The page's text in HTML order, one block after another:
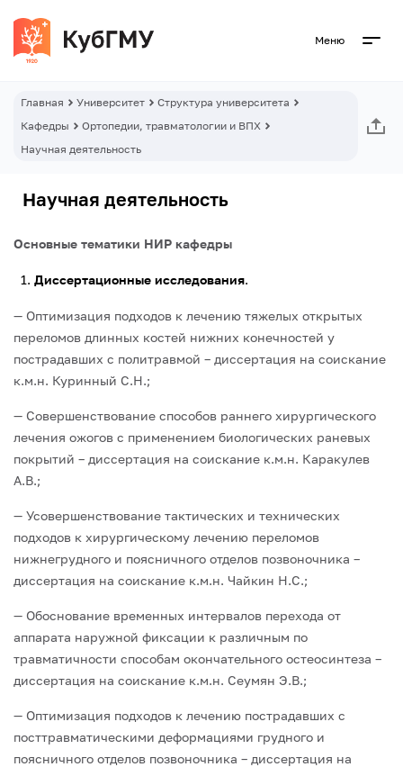
Меню
Главная Университет
Структура университета
Кафедры
Ортопедии, травматологии и ВПХ
Научная деятельность
Научная деятельность
Основные тематики НИР кафедры
Диссертационные исследования.
— Оптимизация подходов к лечению тяжелых открытых
переломов длинных костей нижних конечностей у
пострадавших с политравмой – диссертация на соискание
к.м.н. Куринный С.Н.;
— Совершенствование способов раннего хирургического
лечения ожогов с применением биологических раневых
покрытий – диссертация на соискание к.м.н. Каракулев
А.В.;
— Усовершенствование тактических и технических
подходов к хирургическому лечению переломов
нижнегрудного и поясничного отделов позвоночника –
диссертация на соискание к.м.н. Чайкин Н.С.;
— Обоснование временных интервалов перехода от
аппарата наружной фиксации к различным по
травматичности способам окончательного остеосинтеза –
диссертация на соискание к.м.н. Сеумян Э.В.;
— Оптимизация подходов к лечению пострадавших с
посттравматическими деформациями грудного и
поясничного отделов позвоночника – диссертация на